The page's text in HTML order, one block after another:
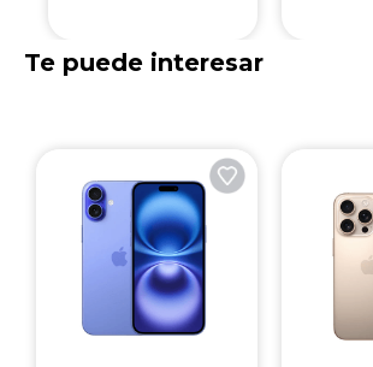
Te puede interesar